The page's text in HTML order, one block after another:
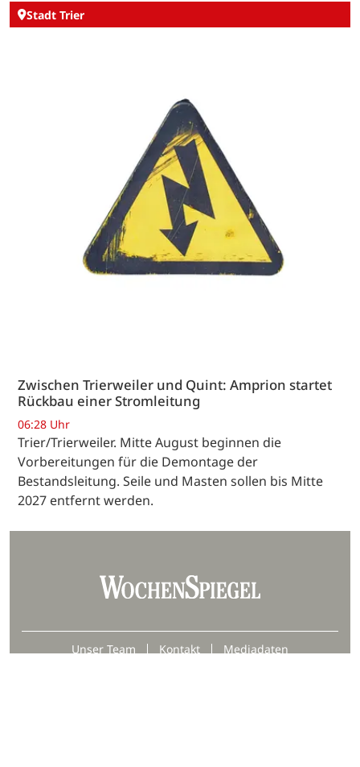
Stadt Trier
Zwischen Trierweiler und Quint: Amprion startet
Rückbau einer Stromleitung
06:28 Uhr
Trier/Trierweiler. Mitte August beginnen die
Vorbereitungen für die Demontage der
Bestandsleitung. Seile und Masten sollen bis Mitte
2027 entfernt werden.
Unser Team Kontakt
Mediadaten